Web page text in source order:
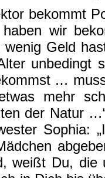
bekommt
wir
wenig Geld
unbedingt
…
mehr
der Natur
Sophia:
weißt Du, die